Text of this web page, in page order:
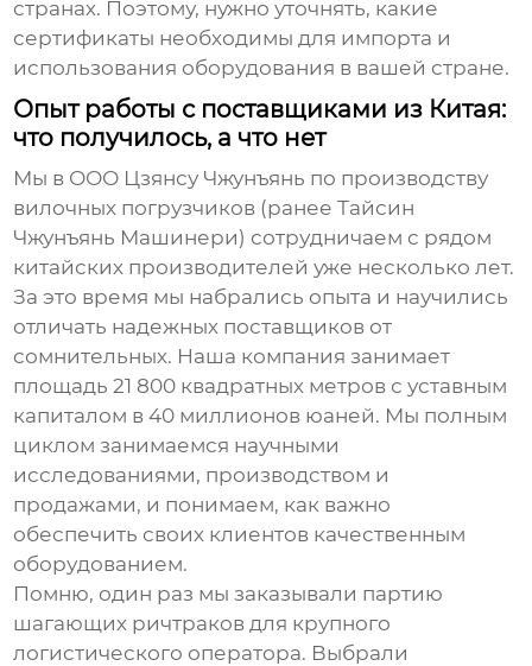
странах. Поэтому, нужно уточнять, какие
сертификаты необходимы для импорта и
использования оборудования в вашей стране.
Опыт работы с поставщиками из Китая:
что получилось, а что нет
Мы в ООО Цзянсу Чжунъянь по производству
вилочных погрузчиков (ранее Тайсин
Чжунъянь Машинери) сотрудничаем с рядом
китайских производителей уже несколько лет.
За это время мы набрались опыта и научились
отличать надежных поставщиков от
сомнительных. Наша компания занимает
площадь 21 800 квадратных метров с уставным
капиталом в 40 миллионов юаней. Мы полным
циклом занимаемся научными
исследованиями, производством и
продажами, и понимаем, как важно
обеспечить своих клиентов качественным
оборудованием.
Помню, один раз мы заказывали партию
шагающих ричтраков для крупного
логистического оператора. Выбрали